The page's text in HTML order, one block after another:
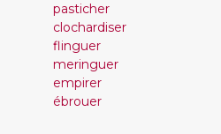
pasticher
clochardiser
flinguer
meringuer
empirer
ébrouer